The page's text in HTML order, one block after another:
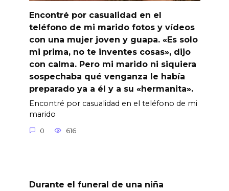
Encontré por casualidad en el
teléfono de mi marido fotos y vídeos
con una mujer joven y guapa. «Es solo
mi prima, no te inventes cosas», dijo
con calma. Pero mi marido ni siquiera
sospechaba qué venganza le había
preparado ya a él y a su «hermanita».
Encontré por casualidad en el teléfono de mi
marido
0 616
Durante el funeral de una niña